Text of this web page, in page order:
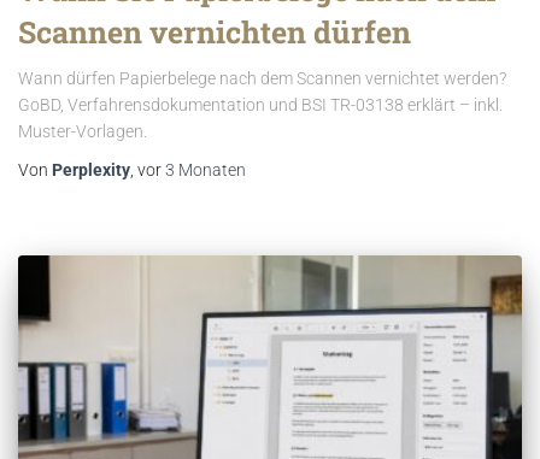
Scannen vernichten dürfen
Wann dürfen Papierbelege nach dem Scannen vernichtet werden?
GoBD, Verfahrensdokumentation und BSI TR-03138 erklärt – inkl.
Muster-Vorlagen.
Von Perplexity , vor3 Monaten